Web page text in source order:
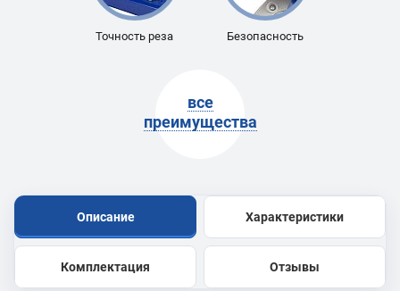
Точность реза Безопасность
все
преимущества
Описание Характеристики
Комплектация Отзывы